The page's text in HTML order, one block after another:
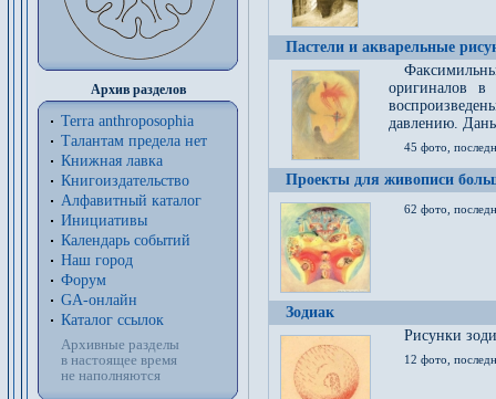
Архив разделов
Terra anthroposophia
Талантам предела нет
Книжная лавка
Книгоиздательство
Алфавитный каталог
Инициативы
Календарь событий
Наш город
Форум
GA-онлайн
Каталог ссылок
Архивные разделы
в настоящее время
не наполняются
Пастели и акварельные
оригиналов
давлению.
45 фото,
Проекты для живописи
62 фото,
Зодиак
Рисунки
12 фото,